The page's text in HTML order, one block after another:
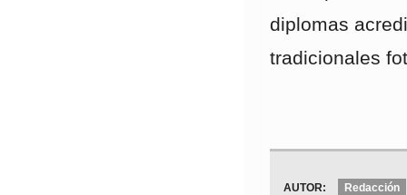
diplomas
tradicionales
AUTOR: Redacción